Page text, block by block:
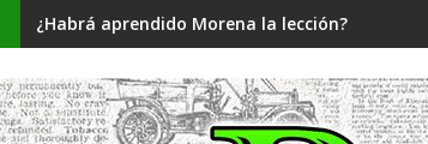
¿Habrá aprendido Morena la lección?